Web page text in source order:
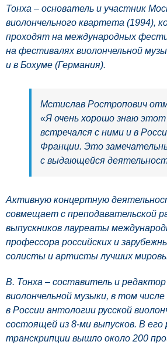
Тонха – основатель и участник
виолончельного квартета (1994),
проходят на международных
на фестивалях виолончельной
и в Бохуме (Германия).
Мстислав Ростропович
«Я очень хорошо знаю
встречался с ними и в
Франции. Это
с выдающейся
Активную концертную
совмещает с преподавательской
выпускников лауреаты
профессора российских и
солисты и артисты лучших
В. Тонха – составитель и редактор
виолончельной музыки, в том
в России антологии русской
состоящей из 8-ми выпусков. В его
транскрипции вышло около 200